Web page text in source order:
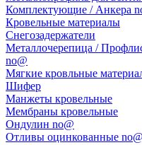
Комплектующие / Анкера
Кровельные материалы
Снегозадержатели
Металлочерепица /
no@
Мягкие кровльные
Шифер
Манжеты кровельные
Мембраны кровельные
Ондулин no@
Отливы оцинкованные no@